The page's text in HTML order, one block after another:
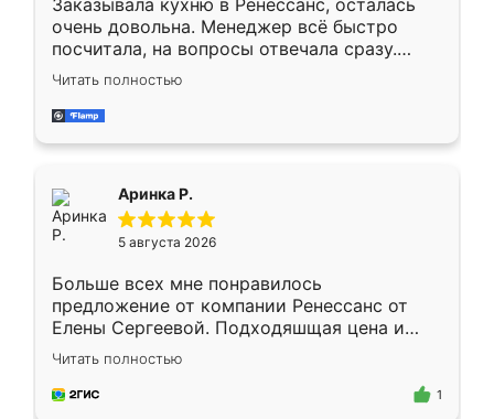
Заказывала кухню в Ренессанс, осталась
очень довольна. Менеджер всё быстро
посчитала, на вопросы отвечала сразу.
Замерщик приехал в субботу, подошёл к
делу со всей ответственностью. Собрали
за день, ребята работали аккуратно, даже
Читать полностью
Аринка Р.
5 августа 2026
Больше всех мне понравилось
предложение от компании Ренессанс от
Елены Сергеевой. Подходяшщая цена и
короткие сроки изготовления. Приехавший
для замера сотрудник Владислав
предложил по моему эскизу самый
Читать полностью
1